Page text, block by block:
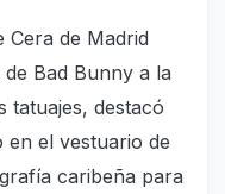
Cera de Madrid
Bad Bunny a la
tatuajes, destacó
en el vestuario de
caribeña para